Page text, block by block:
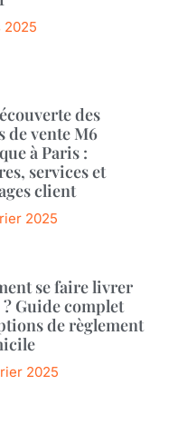
2025
des
de vente M6
à Paris :
services et
client
2025
se faire livrer
Guide complet
de règlement
2025